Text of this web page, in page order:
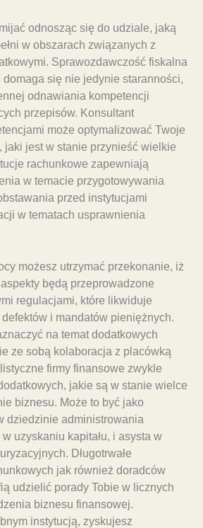
odnosząc się do udziale, jaką
w obszarach związanych z
Sprawozdawczość fiskalna
się nie jedynie staranności,
odnawiania kompetencji
przepisów. Konsultant
może optymalizować Twoje
jaki jest w stanie przynieść wielkie
rachunkowe zapewniają
w temacie przygotowywania
przed instytucjami
w tematach usprawnienia
możesz utrzymać przekonanie, iż
będą przeprowadzone
regulacjami, które likwiduje
i mandatów pieniężnych.
na temat dodatkowych
ze sobą kolaboracja z placówką
firmy finansowe zwykle
jakie są w stanie wielce
biznesu. Może to być jako
dziedzinie administrowania
uzyskaniu kapitału, i asysta w
Długotrwałe
jak również doradców
udzielić porady Tobie w licznych
biznesu finansowej.
instytucją, zyskujesz